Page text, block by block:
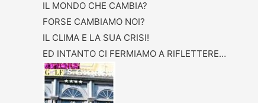
IL MONDO CHE CAMBIA?
FORSE CAMBIAMO NOI?
IL CLIMA E LA SUA CRISI!
ED INTANTO CI FERMIAMO A RIFLETTERE…